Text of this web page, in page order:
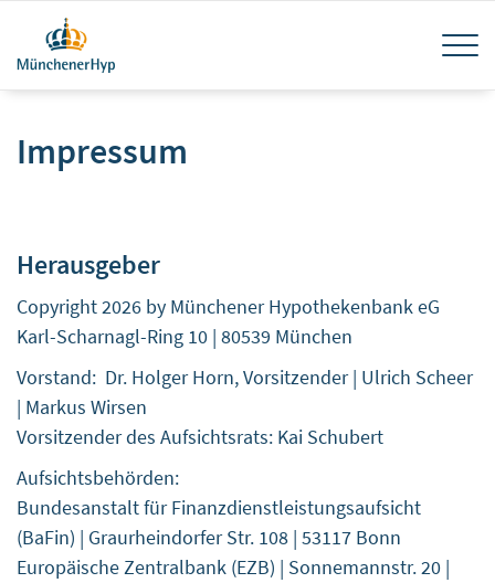
Inhalt
Impressum
Herausgeber
Copyright 2026 by Münchener Hypothekenbank eG
Karl-Scharnagl-Ring 10 | 80539 München
Vorstand: Dr. Holger Horn, Vorsitzender | Ulrich Scheer
| Markus Wirsen
Vorsitzender des Aufsichtsrats: Kai Schubert
Aufsichtsbehörden:
Bundesanstalt für Finanzdienstleistungsaufsicht
(BaFin) | Graurheindorfer Str. 108 | 53117 Bonn
Europäische Zentralbank (EZB) | Sonnemannstr. 20 |